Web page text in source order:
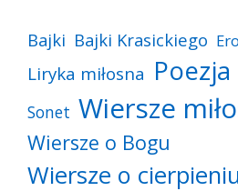
Bajki Bajki Krasickiego
Liryka miłosna Poezja
Sonet Wiersze
Wiersze o Bogu
Wiersze o